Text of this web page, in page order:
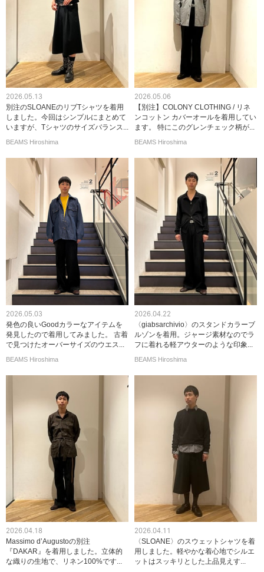
2026.05.13
別注のSLOANEのリブTシャツを着用
しました。今回はシンプルにまとめて
いますが、Tシャツのサイズバランス...
BEAMS Hiroshima
2026.05.06
【別注】COLONY CLOTHING / リネ
ンコットン カバーオールを着用してい
ます。 特にこのグレンチェック柄が...
BEAMS Hiroshima
2026.05.03
発色の良いGoodカラーなアイテムを
発見したので着用してみました。 古着
で見つけたオーバーサイズのウエス...
BEAMS Hiroshima
2026.04.22
〈giabsarchivio〉のスタンドカラーブ
ルゾンを着用。ジャージ素材なのでラ
フに着れる軽アウターのような印象...
BEAMS Hiroshima
2026.04.18
Massimo d’Augustoの別注
『DAKAR』を着用しました。立体的
な織りの生地で、リネン100%です...
2026.04.11
〈SLOANE〉のスウェットシャツを着
用しました。軽やかな着心地でシルエ
ットはスッキリとした上品見えす...